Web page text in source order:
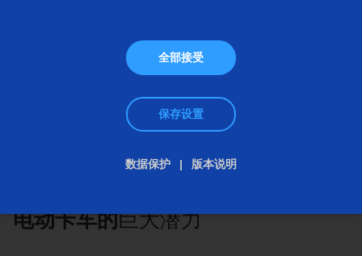
电动卡车的巨大潜力
全部接受
保存设置
数据保护 版本说明